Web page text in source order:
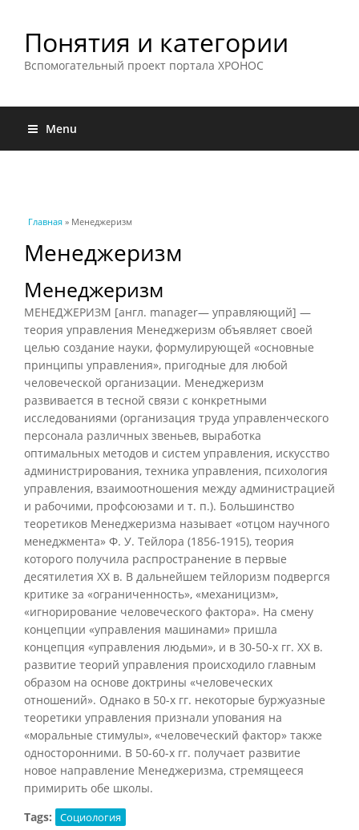
Понятия и категории
Вспомогательный проект портала ХРОНОС
Menu
Вы здесь
Главная » Менеджеризм
Менеджеризм
Менеджеризм
МЕНЕДЖЕРИЗМ [англ. manager— управляющий] —
теория управления Менеджеризм объявляет своей
целью создание науки, формулирующей «основные
принципы управления», пригодные для любой
человеческой организации. Менеджеризм
развивается в тесной связи с конкретными
исследованиями (организация труда управленческого
персонала различных звеньев, выработка
оптимальных методов и систем управления, искусство
администрирования, техника управления, психология
управления, взаимоотношения между администрацией
и рабочими, профсоюзами и т. п.). Большинство
теоретиков Менеджеризма называет «отцом научного
менеджмента» Ф. У. Тейлора (1856-1915), теория
которого получила распространение в первые
десятилетия XX в. В дальнейшем тейлоризм подвергся
критике за «ограниченность», «механицизм»,
«игнорирование человеческого фактора». На смену
концепции «управления машинами» пришла
концепция «управления людьми», и в 30-50-х гг. XX в.
развитие теорий управления происходило главным
образом на основе доктрины «человеческих
отношений». Однако в 50-х гг. некоторые буржуазные
теоретики управления признали упования на
«моральные стимулы», «человеческий фактор» также
односторонними. В 50-60-х гг. получает развитие
новое направление Менеджеризма, стремящееся
примирить обе школы.
Tags:
Социология